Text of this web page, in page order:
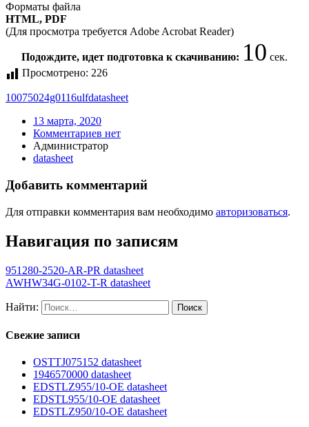
Форматы файла
HTML, PDF
(Для просмотра требуется Adobe Acrobat Reader)
Подождите, идет подготовка к скачиванию: 10 сек.
Просмотрено: 226
10075024g0116ulfdatasheet
13 марта, 2020
Комментариев нет
Администратор
datasheet
Добавить комментарий
Для отправки комментария вам необходимо авторизоваться.
Навигация по записям
951280-2520-AR-PR datasheet
AWHW34G-0102-T-R datasheet
Найти:
Свежие записи
OSTTJ075152 datasheet
1946570000 datasheet
EDSTLZ955/10-OE datasheet
EDSTL955/10-OE datasheet
EDSTLZ950/10-OE datasheet